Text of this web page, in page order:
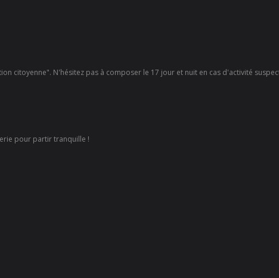
citoyenne". N'hésitez pas à composer le 17 jour et nuit en cas d'activité
pour partir tranquille !